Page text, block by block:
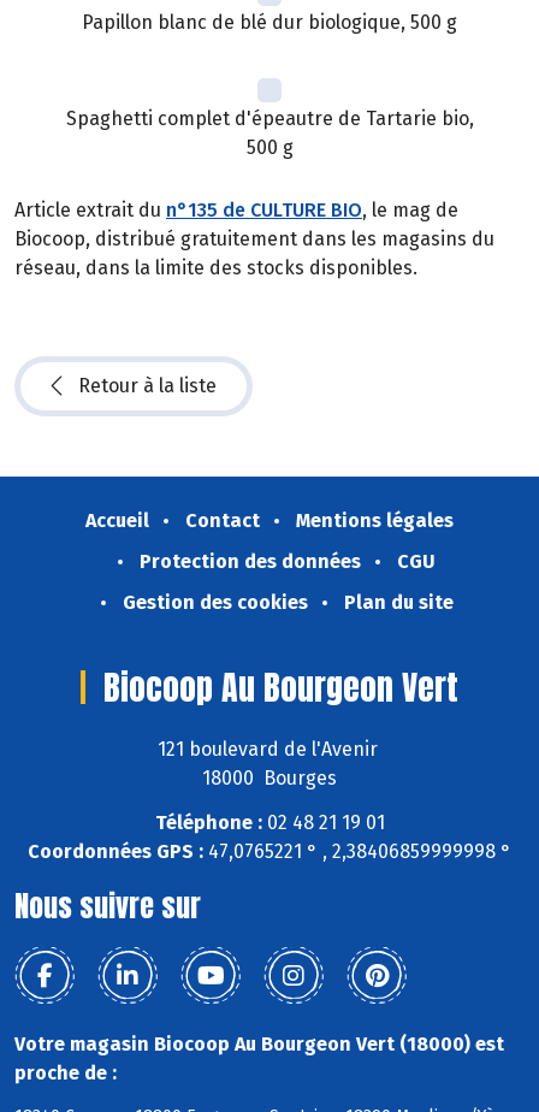
Papillon blanc de blé dur biologique, 500 g
Spaghetti complet d'épeautre de Tartarie bio,
500 g
Article extrait du n°135 de CULTURE BIO, le mag de
Biocoop, distribué gratuitement dans les magasins du
réseau, dans la limite des stocks disponibles.
Retour à la liste
Accueil Contact
Mentions légales
Protection des données
CGU
Gestion des cookies
Plan du site
Biocoop Au Bourgeon Vert
121 boulevard de l'Avenir
18000 Bourges
Téléphone :02 48 21 19 01
Coordonnées GPS : 47,0765221 ° , 2,38406859999998 °
Nous suivre sur
Votre magasin Biocoop Au Bourgeon Vert (18000) est
proche de :